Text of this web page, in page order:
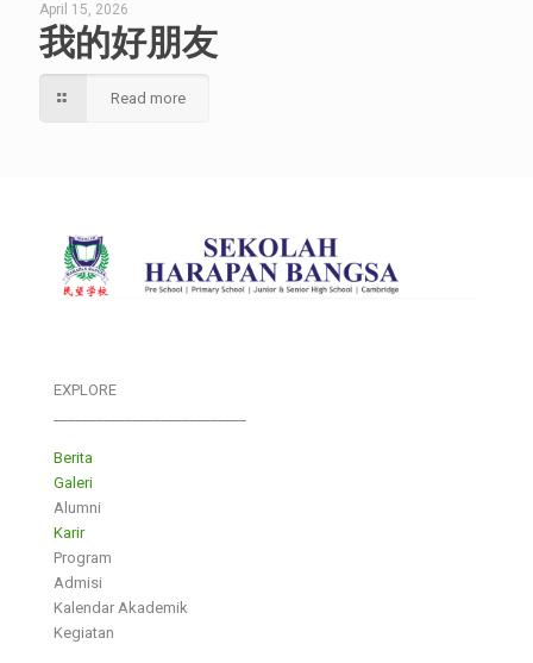
April 15, 2026
我的好朋友
Read more
EXPLORE
Berita
Galeri
Alumni
Karir
Program
Admisi
Kalendar Akademik
Kegiatan